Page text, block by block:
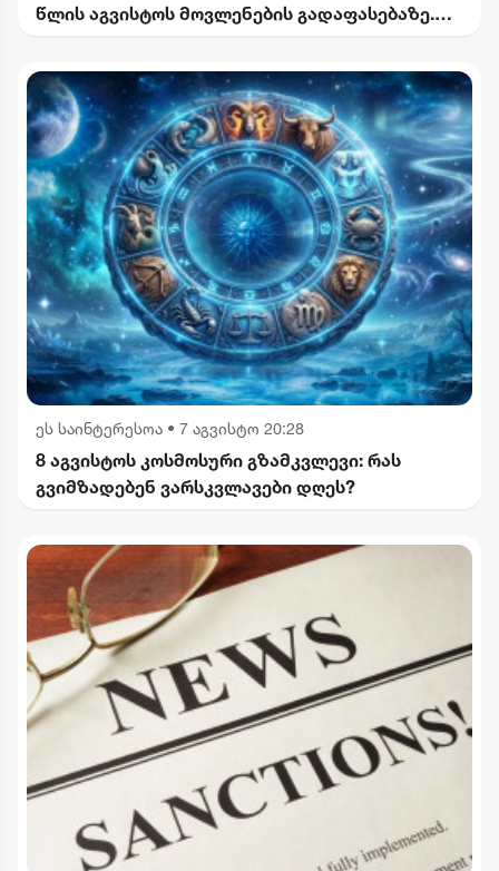
წლის აგვისტოს მოვლენების გადაფასებაზე.
განცხადებებს შერიგების აუცილებლობაზე" -
რუსეთის საგარეო უწყება
ეს საინტერესოა • 7 აგვისტო 20:28
8 აგვისტოს კოსმოსური გზამკვლევი: რას
გვიმზადებენ ვარსკვლავები დღეს?